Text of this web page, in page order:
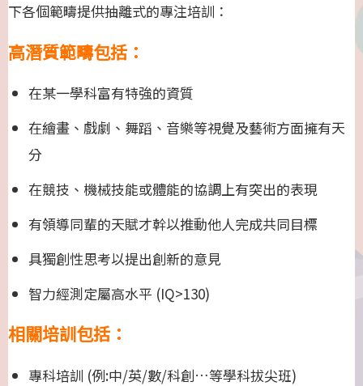
下各個範疇提供抽離式的專注培訓：
高潛質範疇包括：
在某一學科富有特強的資質
在繪畫、戲劇、舞蹈、音樂等視覺及藝術方面擁有天
分
在競技、機械技能或體能的協調上有突出的表現
有領導同輩的天賦才幹以推動他人完成共同目標
具獨創性思考以提出創新的意見
智力經測定屬高水平 (IQ>130)
相關培訓包括：
專科培訓 (例:中/英/數/科創…等學科拔尖班)